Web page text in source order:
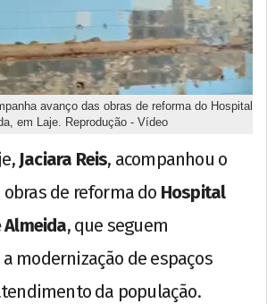
avanço das obras de reforma do Hospital
em Laje. Reprodução - Vídeo
Jaciara Reis, acompanhou o
de reforma do Hospital
Almeida, que seguem
modernização de espaços
da população.